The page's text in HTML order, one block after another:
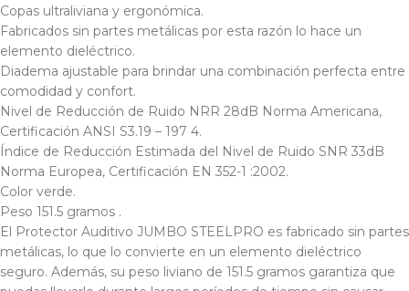
Copas ultraliviana y ergonómica.
Fabricados sin partes metálicas por esta razón lo hace un
elemento dieléctrico.
Diadema ajustable para brindar una combinación perfecta entre
comodidad y confort.
Nivel de Reducción de Ruido NRR 28dB Norma Americana,
Certificación ANSI S3.19 – 197 4.
Índice de Reducción Estimada del Nivel de Ruido SNR 33dB
Norma Europea, Certificación EN 352-1 :2002.
Color verde.
Peso 151.5 gramos .
El Protector Auditivo JUMBO STEELPRO es fabricado sin partes
metálicas, lo que lo convierte en un elemento dieléctrico
seguro. Además, su peso liviano de 151.5 gramos garantiza que